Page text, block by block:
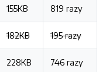
155KB 819 razy
182KB 195 razy
228KB 746 razy